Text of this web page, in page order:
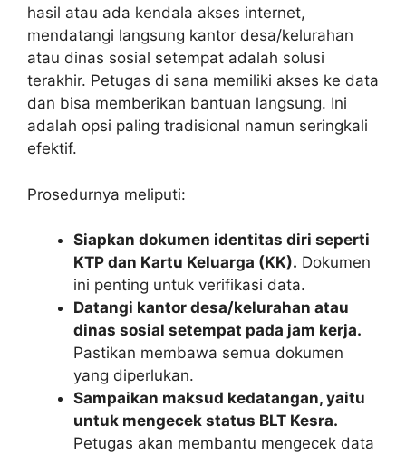
hasil atau ada kendala akses internet,
mendatangi langsung kantor desa/kelurahan
atau dinas sosial setempat adalah solusi
terakhir. Petugas di sana memiliki akses ke data
dan bisa memberikan bantuan langsung. Ini
adalah opsi paling tradisional namun seringkali
efektif.
Prosedurnya meliputi:
Siapkan dokumen identitas diri seperti
KTP dan Kartu Keluarga (KK). Dokumen
ini penting untuk verifikasi data.
Datangi kantor desa/kelurahan atau
dinas sosial setempat pada jam kerja.
Pastikan membawa semua dokumen
yang diperlukan.
Sampaikan maksud kedatangan, yaitu
untuk mengecek status BLT Kesra.
Petugas akan membantu mengecek data